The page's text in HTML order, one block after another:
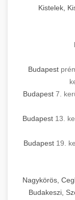
Kistelek,
Budapest
Budapest 7.
Budapest 13.
Budapest 19.
Nagykörös,
Budakeszi,